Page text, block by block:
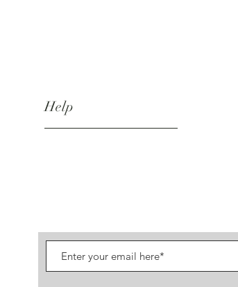
Help